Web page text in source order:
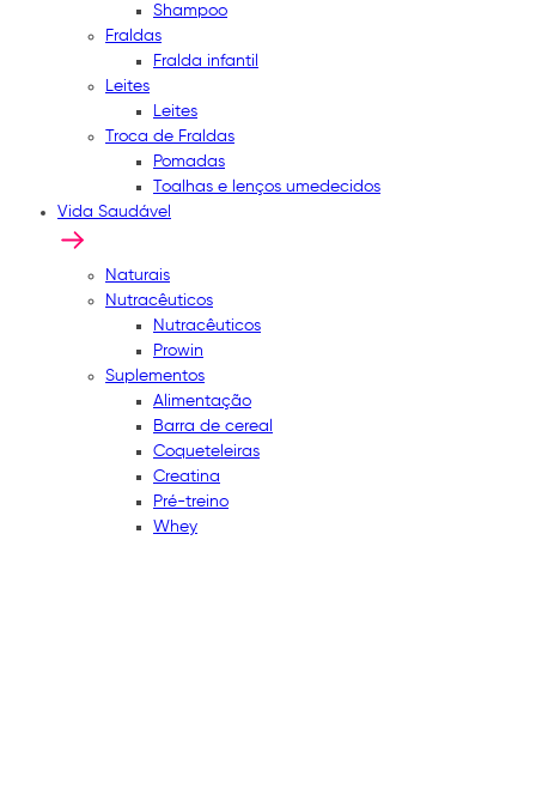
Shampoo
Fraldas
Fralda infantil
Leites
Leites
Troca de Fraldas
Pomadas
Toalhas e lenços umedecidos
Vida Saudável
Naturais
Nutracêuticos
Nutracêuticos
Prowin
Suplementos
Alimentação
Barra de cereal
Coqueteleiras
Creatina
Pré-treino
Whey